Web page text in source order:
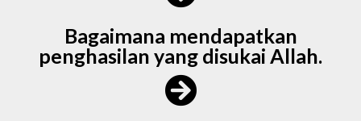
Bagaimana mendapatkan
penghasilan yang disukai Allah.